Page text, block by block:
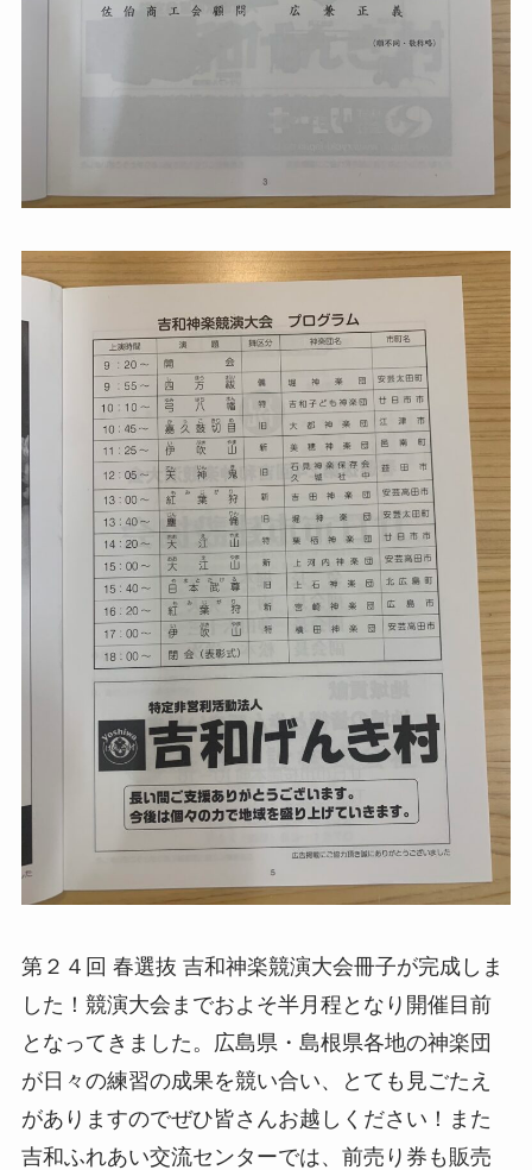
第２４回 春選抜 吉和神楽競演大会冊子が完成しま
した！競演大会までおよそ半月程となり開催目前
となってきました。広島県・島根県各地の神楽団
が日々の練習の成果を競い合い、とても見ごたえ
がありますのでぜひ皆さんお越しください！また
吉和ふれあい交流センターでは、前売り券も販売